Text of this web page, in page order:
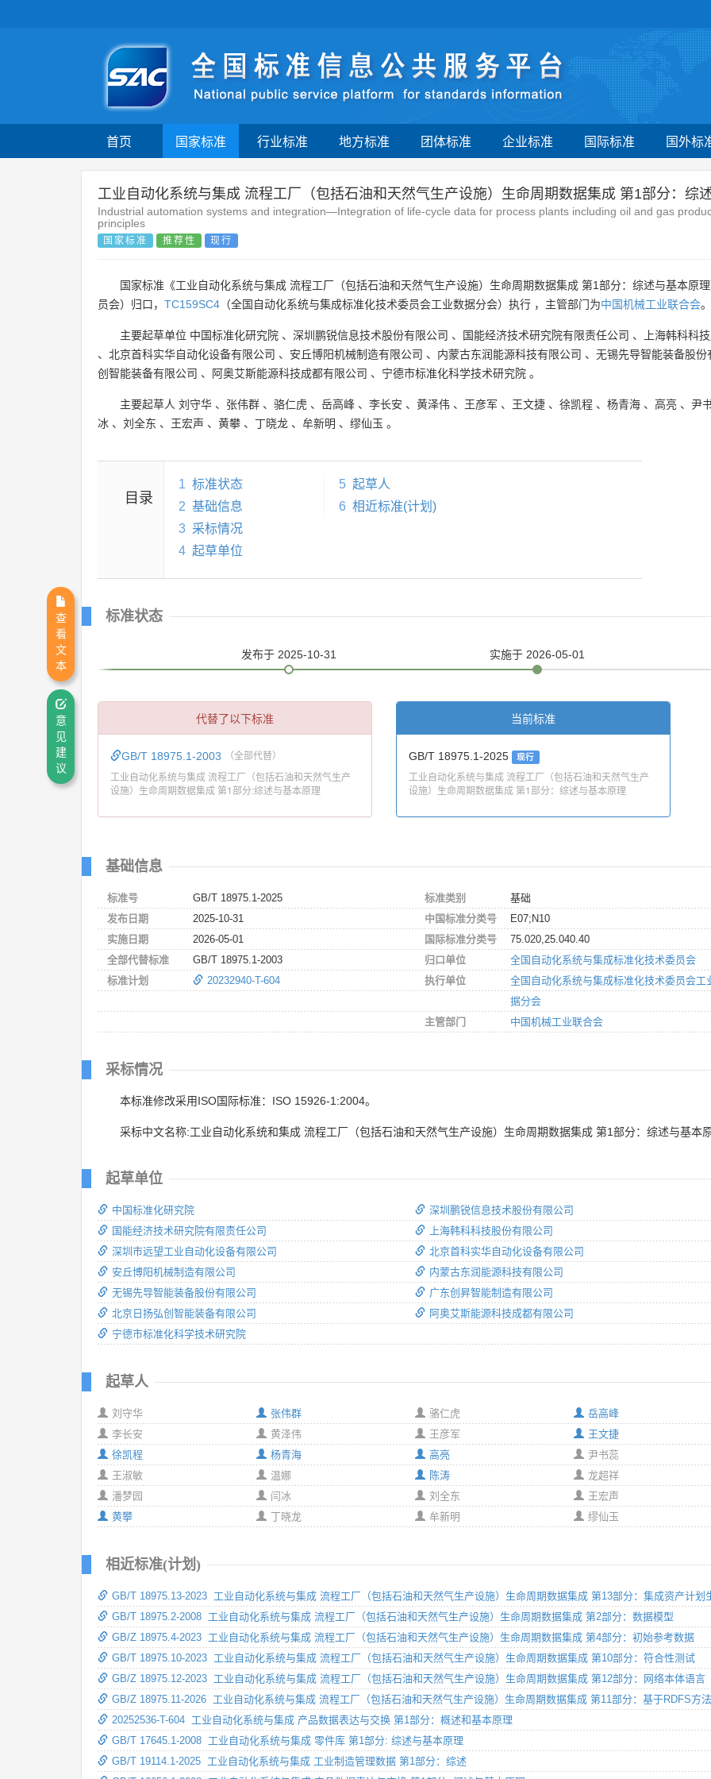
首页 国家标准 行业标准 地方标准 团体标准 企业标准 国际标准 国外标
工业自动化系统与集成 流程工厂（包括石油和天然气生产设施）生命周期数据集成 第1部分：综
Industrial automation systems and integration—Integration of life-cycle data for process plants including oil and gas
principles
国家标准 推荐性 现行
国家标准《工业自动化系统与集成 流程工厂（包括石油和天然气生产设施）生命周期数据集成 第1部分：综述与基本原
员会）归口， TC159SC4 （全国自动化系统与集成标准化技术委员会工业数据分会）执行 ，主管部门为中国机械工业联合会。
主要起草单位 中国标准化研究院 、 深圳鹏锐信息技术股份有限公司 、 国能经济技术研究院有限责任公司 、
上海韩科科
、 北京首科实华自动化设备有限公司 、 安丘博阳机械制造有限公司 、 内蒙古东润能源科技有限公司 、 无锡先导智能装备股份
创智能装备有限公司 、 阿奥艾斯能源科技成都有限公司 、 宁德市标准化科学技术研究院 。
主要起草人 刘守华 、 张伟群 、 骆仁虎 、 岳高峰 、 李长安 、 黄泽伟 、 王彦军 、 王文捷 、 徐凯程 、 杨青海 、 高亮 、 尹
冰 、 刘全东 、 王宏声 、 黄攀 、 丁晓龙 、 牟新明 、 缪仙玉 。
目录
1 标准状态
2 基础信息
3 采标情况
4 起草单位
5 起草人
6 相近标准(计划)
标准状态
发布于 2025-10-31 实施于 2026-05-01
代替了以下标准
GB/T 18975.1-2003 （全部代替）
工业自动化系统与集成 流程工厂（包括石油和天然气生产
设施）生命周期数据集成 第1部分:综述与基本原理
当前标准
GB/T 18975.1-2025 现行
工业自动化系统与集成 流程工厂（包括石油和天然气生产
设施）生命周期数据集成 第1部分：综述与基本原理
基础信息
标准号
GB/T 18975.1-2025
发布日期
2025-10-31
实施日期
2026-05-01
全部代替标准
GB/T 18975.1-2003
标准计划
20232940-T-604
标准类别
基础
中国标准分类号
E07;N10
国际标准分类号
75.020,25.040.40
归口单位
全国自动化系统与集成标准化技术委员会
执行单位
全国自动化系统与集成标准化技术委员会工
据分会
主管部门
中国机械工业联合会
采标情况
本标准修改采用ISO国际标准：ISO 15926-1:2004。
采标中文名称:工业自动化系统和集成 流程工厂（包括石油和天然气生产设施）生命周期数据集成 第1部分：综述与基本
起草单位
中国标准化研究院
国能经济技术研究院有限责任公司
深圳市远望工业自动化设备有限公司
安丘博阳机械制造有限公司
无锡先导智能装备股份有限公司
北京日扬弘创智能装备有限公司
宁德市标准化科学技术研究院
深圳鹏锐信息技术股份有限公司
上海韩科科技股份有限公司
北京首科实华自动化设备有限公司
内蒙古东润能源科技有限公司
广东创昇智能制造有限公司
阿奥艾斯能源科技成都有限公司
起草人
刘守华
张伟群
李长安
黄泽伟
徐凯程
杨青海
王淑敏
温娜
潘梦园
闫冰
黄攀
丁晓龙
骆仁虎
岳高峰
王彦军
王文捷
高亮
尹书蕊
陈涛
龙超祥
刘全东
王宏声
牟新明
缪仙玉
相近标准(计划)
GB/T 18975.13-2023 工业自动化系统与集成 流程工厂（包括石油和天然气生产设施）生命周期数据集成 第13部分：集成资产计划
GB/T 18975.2-2008 工业自动化系统与集成 流程工厂（包括石油和天然气生产设施）生命周期数据集成 第2部分：数据模型
GB/Z 18975.4-2023 工业自动化系统与集成 流程工厂（包括石油和天然气生产设施）生命周期数据集成 第4部分：初始参考数据
GB/T 18975.10-2023 工业自动化系统与集成 流程工厂（包括石油和天然气生产设施）生命周期数据集成 第10部分：符合性测试
GB/Z 18975.12-2023 工业自动化系统与集成 流程工厂（包括石油和天然气生产设施）生命周期数据集成 第12部分：网络本体语言
GB/Z 18975.11-2026 工业自动化系统与集成 流程工厂（包括石油和天然气生产设施）生命周期数据集成 第11部分：基于RDFS方
20252536-T-604 工业自动化系统与集成 产品数据表达与交换 第1部分：概述和基本原理
GB/T 17645.1-2008 工业自动化系统与集成 零件库 第1部分: 综述与基本原理
GB/T 19114.1-2025 工业自动化系统与集成 工业制造管理数据 第1部分：综述
查
看
文
本
意
见
建
议